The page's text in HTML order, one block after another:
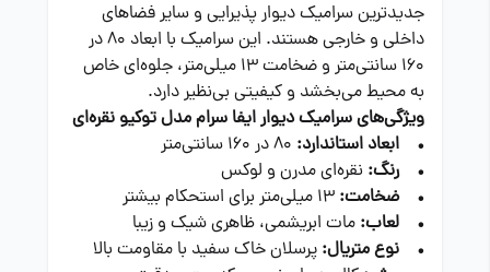
جدیدترین سرامیک دیوار پذیرایی و سایر فضاهای
داخلی و خارجی هستند. این سرامیک با ابعاد 80 در
160 سانتی‌متر و ضخامت 13 میلی‌متر، جلوه‌ای خاص
به محیط می‌بخشد و کیفیتی بی‌نظیر دارد.
ویژگی‌های سرامیک دیوار ایفا سرام مدل توکیو نقره‌ای
• ابعاد استاندارد:
• رنگ: نقره‌ای مدرن و لوکس
• ضخامت:
• لعاب: مات ابریشمی، ظاهری شیک و زیبا
• نوع متریال: پرسلان خاک سفید با مقاومت بالا